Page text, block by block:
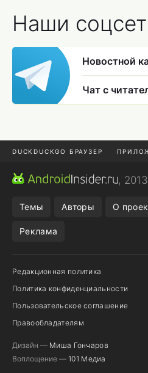
Наши
Новостной
Чат с
DUCKDUCKGO БРАУЗЕР
ПРИЛОЖЕНИЯ ANDROID
,
Темы Авторы О
Реклама
Редакционная политика
Политика конфиденциальности
Пользовательское соглашение
Правообладателям
Дизайн — Миша Гончаров
Воплощение — 101 Медиа